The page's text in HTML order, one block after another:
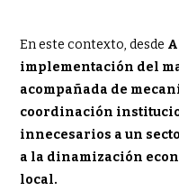
En este contexto, desde
implementación del
acompañada de
coordinación
innecesarios a un
a la dinamización
local.